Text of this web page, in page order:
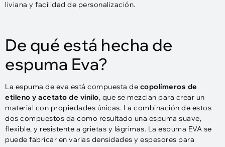
liviana y facilidad de personalización.
De qué está hecha de
espuma Eva?
La espuma de eva está compuesta de copolímeros de
etileno y acetato de vinilo, que se mezclan para crear un
material con propiedades únicas. La combinación de estos
dos compuestos da como resultado una espuma suave,
flexible, y resistente a grietas y lágrimas. La espuma EVA se
puede fabricar en varias densidades y espesores para